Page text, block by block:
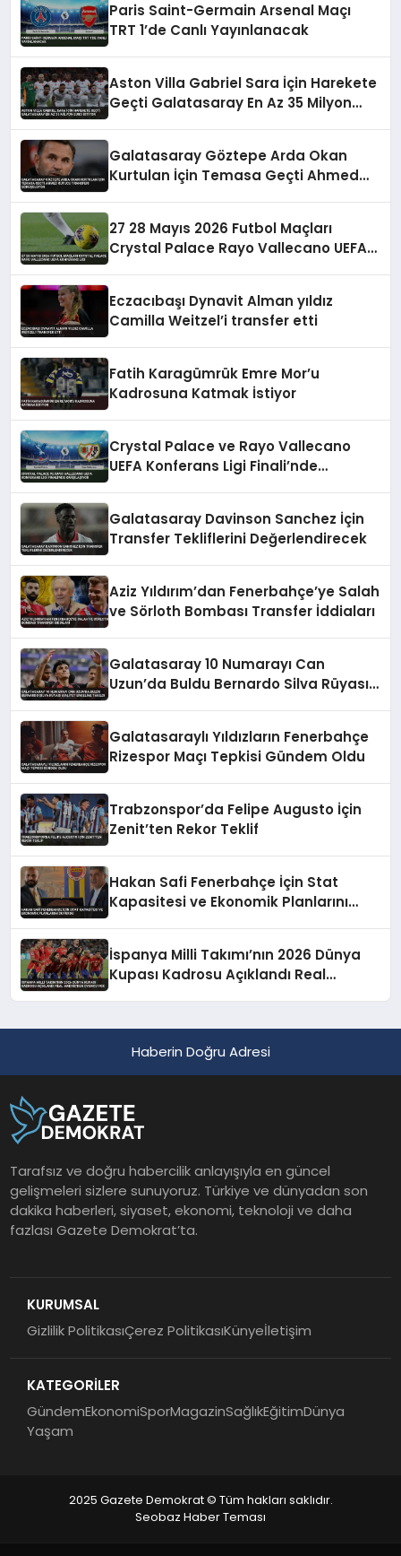
Paris Saint-Germain Arsenal Maçı
TRT 1’de Canlı Yayınlanacak
Aston Villa Gabriel Sara İçin Harekete
Geçti Galatasaray En Az 35 Milyon
Galatasaray Göztepe Arda Okan
Kurtulan İçin Temasa Geçti Ahmed
27 28 Mayıs 2026 Futbol Maçları
Crystal Palace Rayo Vallecano UEFA
Eczacıbaşı Dynavit Alman yıldız
Camilla Weitzel’i transfer etti
Fatih Karagümrük Emre Mor’u
Kadrosuna Katmak İstiyor
Crystal Palace ve Rayo Vallecano
UEFA Konferans Ligi Finali’nde
Galatasaray Davinson Sanchez İçin
Transfer Tekliflerini Değerlendirecek
Aziz Yıldırım’dan Fenerbahçe’ye Salah
ve Sörloth Bombası Transfer İddiaları
Galatasaray 10 Numarayı Can
Uzun’da Buldu Bernardo Silva Rüyası
Galatasaraylı Yıldızların Fenerbahçe
Rizespor Maçı Tepkisi Gündem Oldu
Trabzonspor’da Felipe Augusto İçin
Zenit’ten Rekor Teklif
Hakan Safi Fenerbahçe İçin Stat
Kapasitesi ve Ekonomik Planlarını
İspanya Milli Takımı’nın 2026 Dünya
Kupası Kadrosu Açıklandı Real
Haberin Doğru Adresi
Tarafsız ve doğru habercilik anlayışıyla en güncel
gelişmeleri sizlere sunuyoruz. Türkiye ve dünyadan son
dakika haberleri, siyaset, ekonomi, teknoloji ve daha
fazlası Gazete Demokrat’ta.
KURUMSAL
Gizlilik PolitikasıÇerez PolitikasıKünyeİletişim
KATEGORİLER
GündemEkonomiSporMagazinSağlıkEğitimDünya
Yaşam
2025 Gazete Demokrat © Tüm hakları saklıdır.
Seobaz Haber Teması